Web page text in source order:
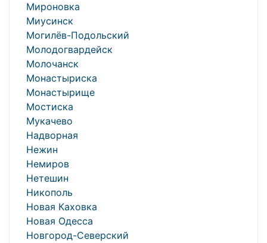
Мироновка
Миусинск
Могилёв-Подольский
Молодогвардейск
Молочанск
Монастыриска
Монастырище
Мостиска
Мукачево
Надворная
Нежин
Немиров
Нетешин
Никополь
Новая Каховка
Новая Одесса
Новгород-Северский